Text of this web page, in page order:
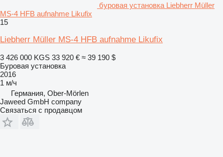
буровая установка Liebherr Müller
MS-4 HFB aufnahme Likufix
15
Liebherr Müller MS-4 HFB aufnahme Likufix
3 426 000 KGS 33 920 € ≈ 39 190 $
Буровая установка
2016
1 м/ч
Германия, Ober-Mörlen
Jaweed GmbH company
Связаться с продавцом